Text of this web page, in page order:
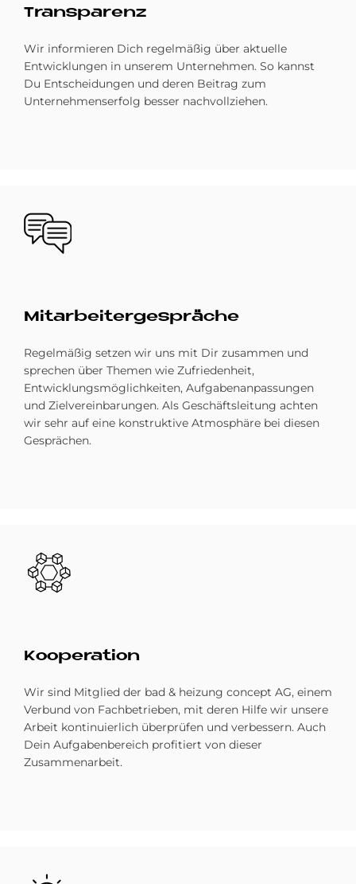
Trans­pa­renz
Wir informieren Dich regelmäßig über aktuelle
Entwicklungen in unserem Unternehmen. So kannst
Du Entscheidungen und deren Beitrag zum
Unternehmenserfolg besser nachvollziehen.
Bild
Mit­ar­bei­ter­ge­spräche
Regelmäßig setzen wir uns mit Dir zusammen und
sprechen über Themen wie Zufriedenheit,
Entwicklungsmöglichkeiten, Aufgabenanpassungen
und Zielvereinbarungen. Als Geschäftsleitung achten
wir sehr auf eine konstruktive Atmosphäre bei diesen
Gesprächen.
Bild
Ko­ope­ra­ti­on
Wir sind Mitglied der bad & heizung concept AG, einem
Verbund von Fachbetrieben, mit deren Hilfe wir unsere
Arbeit kontinuierlich überprüfen und verbessern. Auch
Dein Aufgabenbereich profitiert von dieser
Zusammenarbeit.
Bild